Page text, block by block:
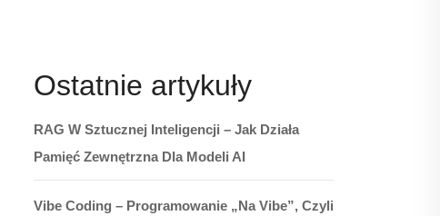
Ostatnie artykuły
RAG W Sztucznej Inteligencji – Jak Działa
Pamięć Zewnętrzna Dla Modeli AI
Vibe Coding – Programowanie „na Vibe”, Czyli